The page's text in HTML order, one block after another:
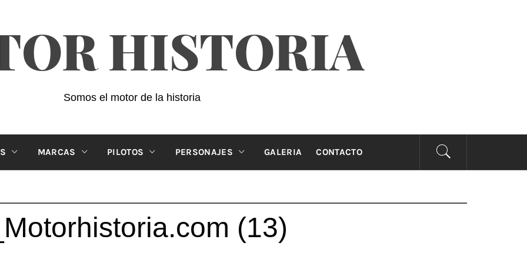
HISTORIA
Somos el motor de la historia
MARCAS PILOTOS PERSONAJES GALERIA CONTACTO
(13)